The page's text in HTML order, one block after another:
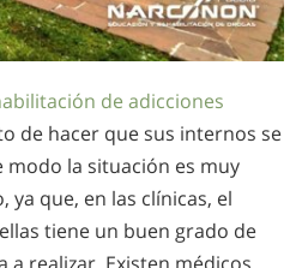
de adicciones
de hacer que sus internos se
modo la situación es muy
que, en las clínicas, el
tiene un buen grado de